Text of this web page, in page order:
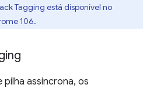
Tagging está disponível no
106.
pilha assíncrona, os